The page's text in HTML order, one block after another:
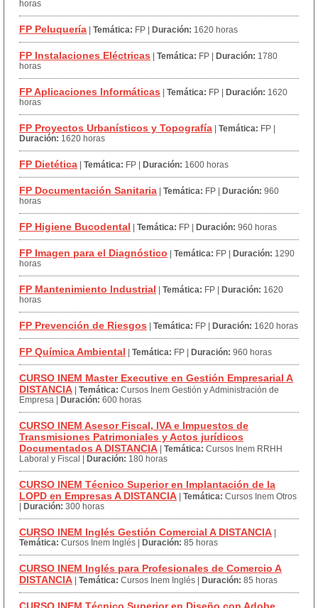
horas
FP Peluquería Temática: FP Duración: 1620 horas
FP Instalaciones Eléctricas Temática: FP Duración: 1780
horas
FP Aplicaciones Informáticas Temática: FP Duración: 1620
horas
FP Proyectos Urbanísticos y Topografía Temática: FP
Duración: 1620 horas
FP Dietética Temática: FP Duración: 1600 horas
FP Documentación Sanitaria Temática: FP Duración: 960
horas
FP Higiene Bucodental Temática: FP Duración: 960 horas
FP Imagen para el Diagnóstico Temática: FP Duración: 1290
horas
FP Mantenimiento Industrial Temática: FP Duración: 1620
horas
FP Prevención de Riesgos Temática: FP Duración: 1620 horas
FP Química Ambiental Temática: FP Duración: 960 horas
CURSO INEM Master Executive en Gestión Empresarial A
DISTANCIA
Temática: Cursos Inem Gestión y Administración de
Empresa
Duración: 600 horas
CURSO INEM Asesor Fiscal, IVA e Impuestos de
Transmisiones Patrimoniales y Actos jurídicos
Documentados A DISTANCIA
Temática: Cursos Inem RRHH
Laboral y Fiscal
Duración: 180 horas
CURSO INEM Técnico Superior en Implantación de la
LOPD en Empresas A DISTANCIA
Temática: Cursos Inem Otros
Duración: 300 horas
CURSO INEM Inglés Gestión Comercial A DISTANCIA
Temática: Cursos Inem Inglés Duración: 85 horas
CURSO INEM Inglés para Profesionales de Comercio A
DISTANCIA
Temática: Cursos Inem Inglés Duración: 85 horas